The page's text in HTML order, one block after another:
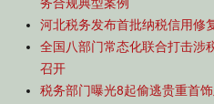
河北税务发布首批纳税信用修
全国八部门常态化联合打击涉
召开
税务部门曝光8起偷逃贵重首